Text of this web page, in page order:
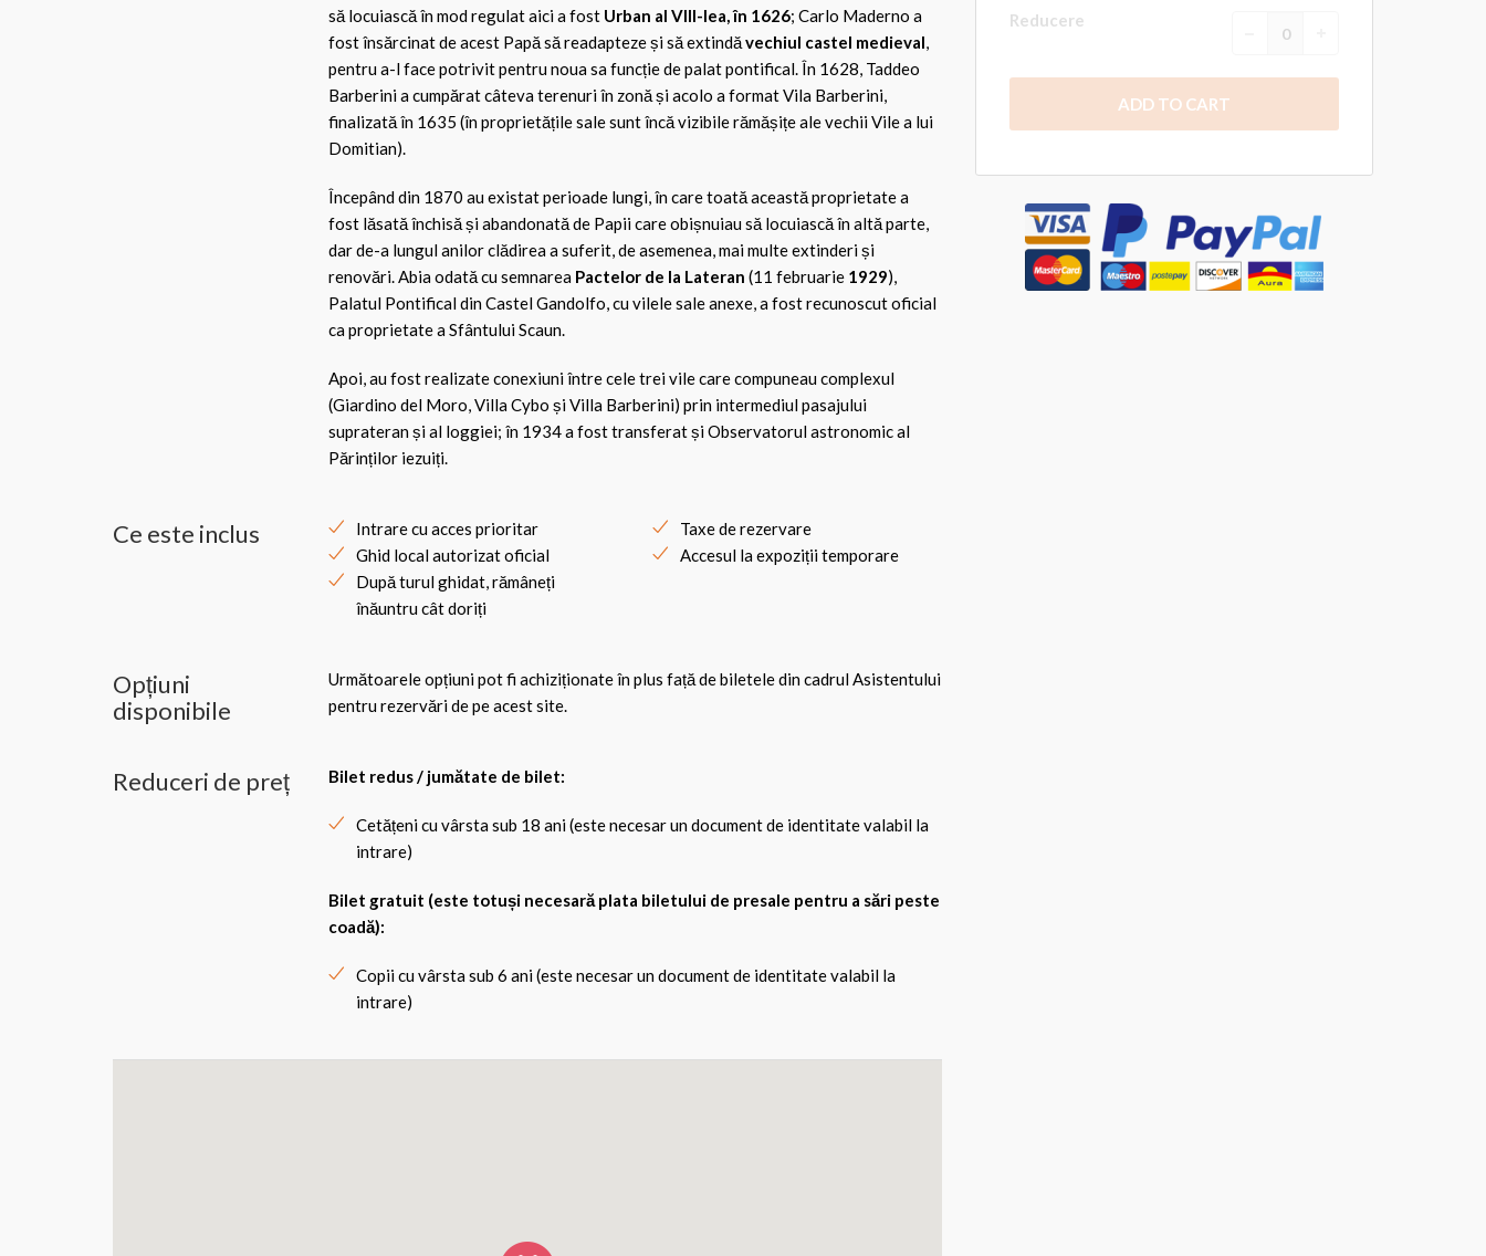
să locuiască în mod regulat aici a fost Urban al VIII-lea, în 1626; Carlo Maderno a
fost însărcinat de acest Papă să readapteze și să extindăvechiul castel medieval,
pentru a-l face potrivit pentru noua sa funcție de palat pontifical. În 1628, Taddeo
Barberini a cumpărat câteva terenuri în zonă și acolo a format Vila Barberini,
finalizată în 1635 (în proprietățile sale sunt încă vizibile rămășițe ale vechii Vile a lui
Domitian).
Începând din 1870 au existat perioade lungi, în care toată această proprietate a
fost lăsată închisă și abandonată de Papii care obișnuiau să locuiască în altă parte,
dar de-a lungul anilor clădirea a suferit, de asemenea, mai multe extinderi și
renovări. Abia odată cu semnarea Pactelor de la Lateran (11 februarie 1929),
Palatul Pontifical din Castel Gandolfo, cu vilele sale anexe, a fost recunoscut oficial
ca proprietate a Sfântului Scaun.
Apoi, au fost realizate conexiuni între cele trei vile care compuneau complexul
(Giardino del Moro, Villa Cybo și Villa Barberini) prin intermediul pasajului
suprateran și al loggiei; în 1934 a fost transferat și Observatorul astronomic al
Părinților iezuiți.
Ce este inclus
Intrare cu acces prioritar
Ghid local autorizat oficial
După turul ghidat, rămâneți
înăuntru cât doriți
Taxe de rezervare
Accesul la expoziții temporare
Opțiuni
disponibile
Următoarele opțiuni pot fi achiziționate în plus față de biletele din cadrul Asistentului
pentru rezervări de pe acest site.
Reduceri de preț Bilet redus / jumătate de bilet:
Cetățeni cu vârsta sub 18 ani (este necesar un document de identitate valabil la
intrare)
Bilet gratuit (este totuși necesară plata biletului de presale pentru a sări peste
coadă):
Copii cu vârsta sub 6 ani (este necesar un document de identitate valabil la
intrare)
Reducere
ADD TO CART